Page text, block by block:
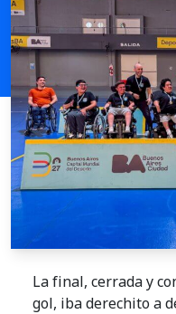
La final, cerrada y
gol, iba derechito a